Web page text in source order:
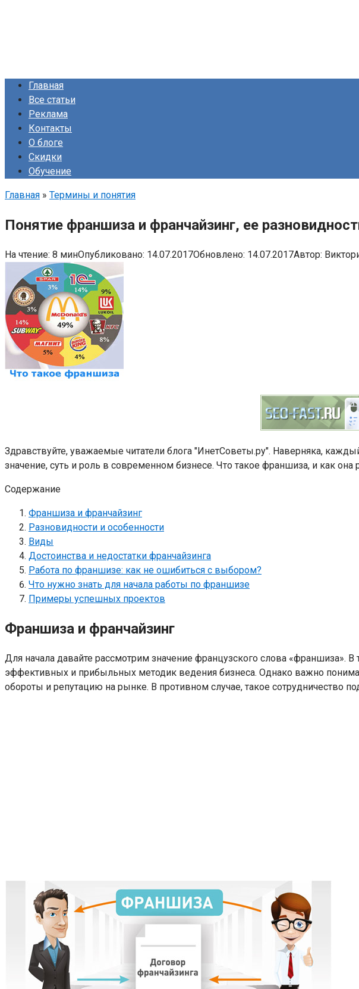
Главная
Все статьи
Реклама
Контакты
О блоге
Скидки
Обучение
Главная » Термины и понятия
Понятие франшиза и франчайзинг, ее
На чтение: 8 минОпубликовано: 14.07.2017Обновлено: 14.07.2017Автор:
Здравствуйте, уважаемые читатели блога "ИнетСоветы.ру". Наверняка,
значение, суть и роль в современном бизнесе. Что такое франшиза, и как
Содержание
Франшиза и франчайзинг
Разновидности и особенности
Виды
Достоинства и недостатки франчайзинга
Работа по франшизе: как не ошибиться с выбором?
Что нужно знать для начала работы по франшизе
Примеры успешных проектов
Франшиза и франчайзинг
Для начала давайте рассмотрим значение французского слова «франшиза».
эффективных и прибыльных методик ведения бизнеса. Однако важно
обороты и репутацию на рынке. В противном случае, такое сотрудничество